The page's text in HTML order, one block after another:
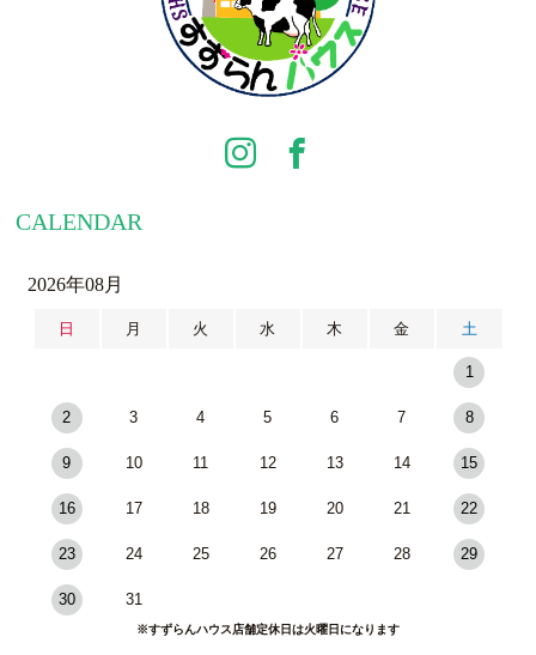
CALENDAR
2026年08月
日 月 火 水 木 金 土
1
2 3 4 5 6 7 8
9 10 11 12 13 14 15
16 17 18 19 20 21 22
23 24 25 26 27 28 29
30 31
※すずらんハウス店舗定休日は火曜日になります